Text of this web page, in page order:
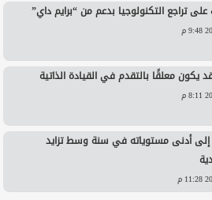
على تراجع التكنولوجيا بدعم من “برايم داي”
يكون معلقًا بالتقدم في القيادة الذاتية
إلى أدنى مستوياته في سنة وسط تزايد